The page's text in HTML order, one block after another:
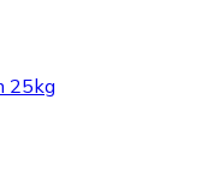
25kg